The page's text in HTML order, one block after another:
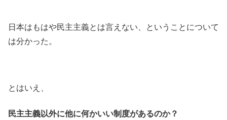
日本はもはや民主主義とは言えない、ということについて
は分かった。
とはいえ、
民主主義以外に他に何かいい制度があるのか？